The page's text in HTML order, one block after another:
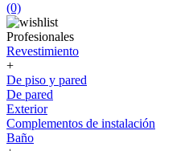
(0)
Profesionales
Revestimiento
+
De piso y pared
De pared
Exterior
Complementos de instalación
Baño